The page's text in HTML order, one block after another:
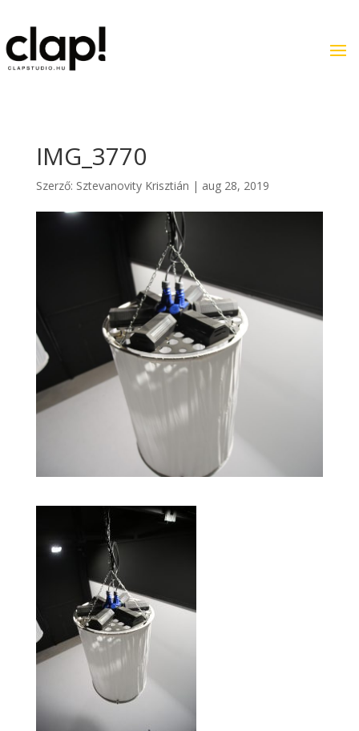
IMG_3770
Szerző: Sztevanovity Krisztián | aug 28, 2019